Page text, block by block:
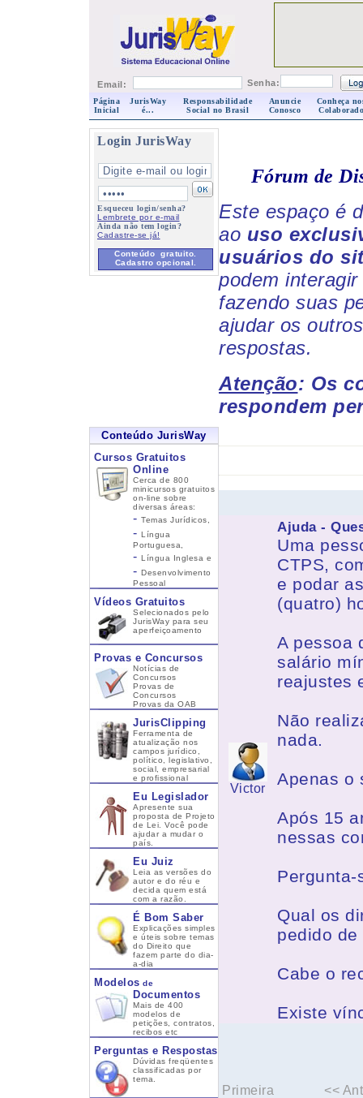
Email: Senha:
Página
Inicial
JurisWay
é...
Responsabilidade
Social no Brasil
Anuncie
Conosco
Conheça
Login JurisWay
Esqueceu login/senha?
Lembrete por e-mail
Ainda não tem login?
Cadastre-se já!
Conteúdo gratuito.
Cadastro opcional.
Conteúdo JurisWay
Cursos Gratuitos
Online
Cerca de 800
minicursos gratuitos
on-line sobre
diversas áreas:
- Temas Jurídicos,
- Língua
Portuguesa,
- Língua Inglesa e
- Desenvolvimento
Pessoal
Vídeos Gratuitos
Selecionados pelo
JurisWay para seu
aperfeiçoamento
Provas e Concursos
Notícias de
Concursos
Provas de
Concursos
Provas da OAB
JurisClipping
Ferramenta de
atualização nos
campos jurídico,
político, legislativo,
social, empresarial
e profissional
Eu Legislador
Apresente sua
proposta de Projeto
de Lei. Você pode
ajudar a mudar o
país.
Eu Juiz
Leia as versões do
autor e do réu e
decida quem está
com a razão.
É Bom Saber
Explicações simples
e úteis sobre temas
do Direito que
fazem parte do dia-
a-dia
Modelos de
Documentos
Mais de 400
modelos de
petições, contratos,
recibos etc
Perguntas e Respostas
Dúvidas freqüentes
classificadas por
tema.
Fórum de
Este espaço é
ao uso
usuários do
podem
fazendo suas
ajudar os
respostas.
Atenção: Os
respondem
Victor
Ajuda -
Uma
CTPS,
e podar
(quatro)
A pessoa
salário
reajustes
Não
nada.
Apenas o
Após 15
nessas
Pergunta-
Qual os
pedido
Cabe o
Existe
Primeira <<